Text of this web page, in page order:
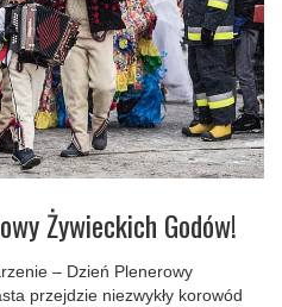
Żywieckich Godów!
– Dzień Plenerowy
przejdzie niezwykły korowód